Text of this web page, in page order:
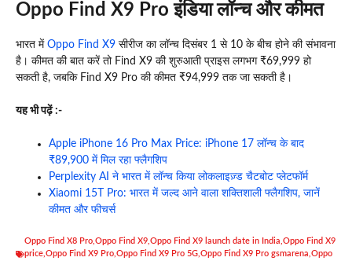
Oppo Find X9 Pro इंडिया लॉन्च और कीमत
भारत में Oppo Find X9 सीरीज का लॉन्च दिसंबर 1 से 10 के बीच होने की संभावना
है। कीमत की बात करें तो Find X9 की शुरुआती प्राइस लगभग ₹69,999 हो
सकती है, जबकि Find X9 Pro की कीमत ₹94,999 तक जा सकती है।
यह भी पढ़ें :-
Apple iPhone 16 Pro Max Price: iPhone 17 लॉन्च के बाद
₹89,900 में मिल रहा फ्लैगशिप
Perplexity AI ने भारत में लॉन्च किया लोकलाइज़्ड चैटबोट प्लेटफॉर्म
Xiaomi 15T Pro: भारत में जल्द आने वाला शक्तिशाली फ्लैगशिप, जानें
कीमत और फीचर्स
Oppo Find X8 Pro Oppo Find X9 Oppo Find X9 launch date in India Oppo Find X9
price Oppo Find X9 Pro Oppo Find X9 Pro 5G Oppo Find X9 Pro gsmarena Oppo